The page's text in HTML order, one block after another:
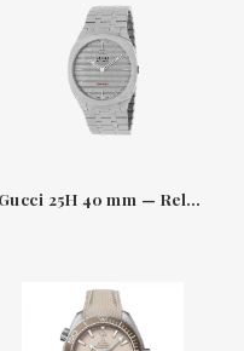
Gucci 25H 40 mm — Reloj de acero con esfera gris